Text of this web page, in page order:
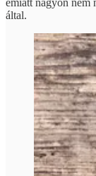
által.